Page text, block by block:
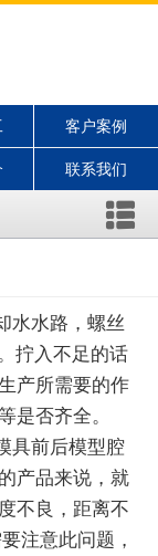
客户案例
联系我们
水水路，螺丝
拧入不足的话
产所需要的作
是否齐全。
具前后模型腔
产品来说，就
不良，距离不
注意此问题，